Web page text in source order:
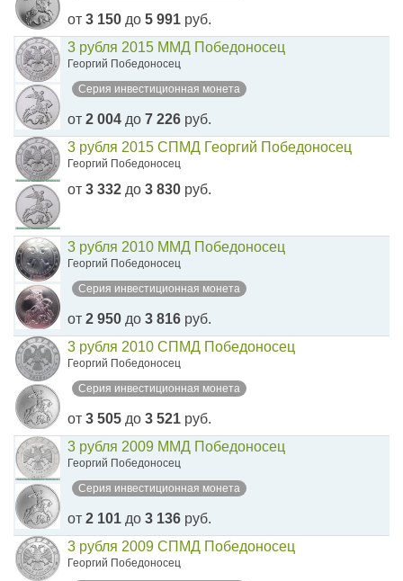
от 3 150 до 5 991 руб.
3 рубля 2015 ММД Победоносец
Георгий Победоносец
Серия инвестиционная монета
от 2 004 до 7 226 руб.
3 рубля 2015 СПМД Георгий Победоносец
Георгий Победоносец
от 3 332 до 3 830 руб.
3 рубля 2010 ММД Победоносец
Георгий Победоносец
Серия инвестиционная монета
от 2 950 до 3 816 руб.
3 рубля 2010 СПМД Победоносец
Георгий Победоносец
Серия инвестиционная монета
от 3 505 до 3 521 руб.
3 рубля 2009 ММД Победоносец
Георгий Победоносец
Серия инвестиционная монета
от 2 101 до 3 136 руб.
3 рубля 2009 СПМД Победоносец
Георгий Победоносец